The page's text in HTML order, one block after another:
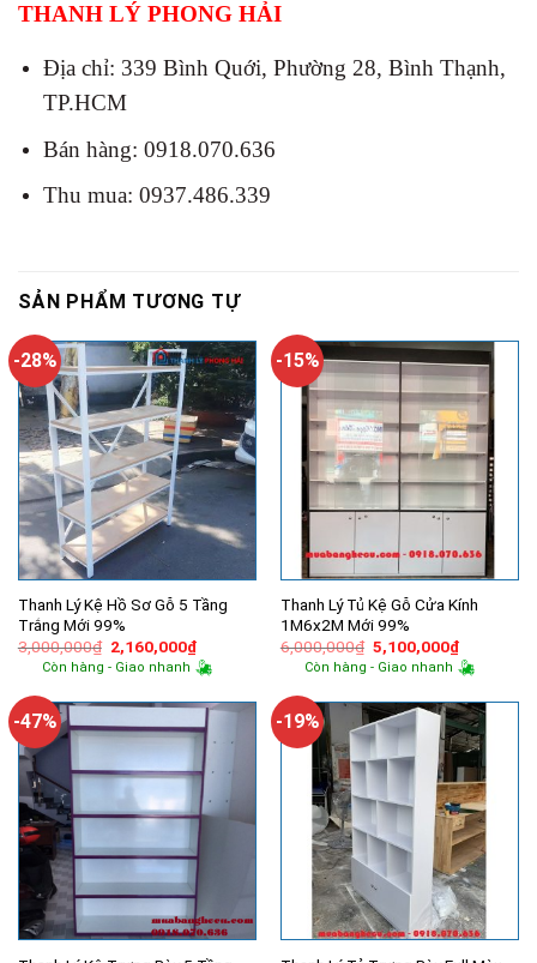
THANH LÝ PHONG HẢI
Địa chỉ: 339 Bình Quới, Phường 28, Bình Thạnh,
TP.HCM
Bán hàng: 0918.070.636
Thu mua: 0937.486.339
SẢN PHẨM TƯƠNG TỰ
-28%
Thanh Lý Kệ Hồ Sơ Gỗ 5 Tầng
Trắng Mới 99%
3,000,000₫ Giá
gốc
là:
2,160,000₫Giá
hiện
tại
2,160,000₫.
Còn hàng - Giao nhanh
-15%
Thanh Lý Tủ Kệ Gỗ Cửa Kính
1M6x2M Mới 99%
6,000,000₫ Giá
gốc
là:
5,100,000₫Giá
hiện
tại
Còn hàng - Giao nhanh
-47% -19%